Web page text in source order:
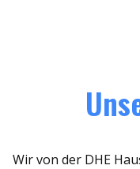
Wir von der DHE